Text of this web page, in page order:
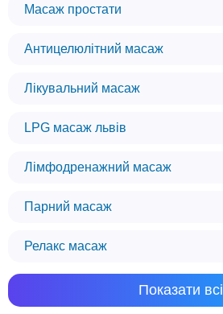
Масаж простати
Антицелюлітний масаж
Лікувальний масаж
LPG масаж львів
Лімфодренажний масаж
Парний масаж
Релакс масаж
Показати всі